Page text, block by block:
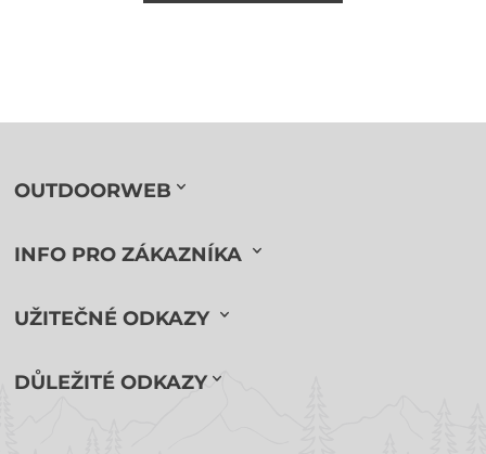
OUTDOORWEB
INFO PRO ZÁKAZNÍKA
UŽITEČNÉ ODKAZY
DŮLEŽITÉ ODKAZY